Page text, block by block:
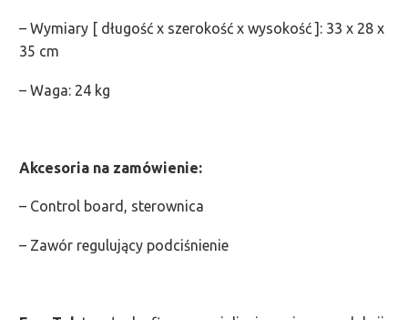
– Wymiary [ długość x szerokość x wysokość ]: 33 x 28 x
35 cm
– Waga: 24 kg
Akcesoria na zamówienie:
– Control board, sterownica
– Zawór regulujący podciśnienie